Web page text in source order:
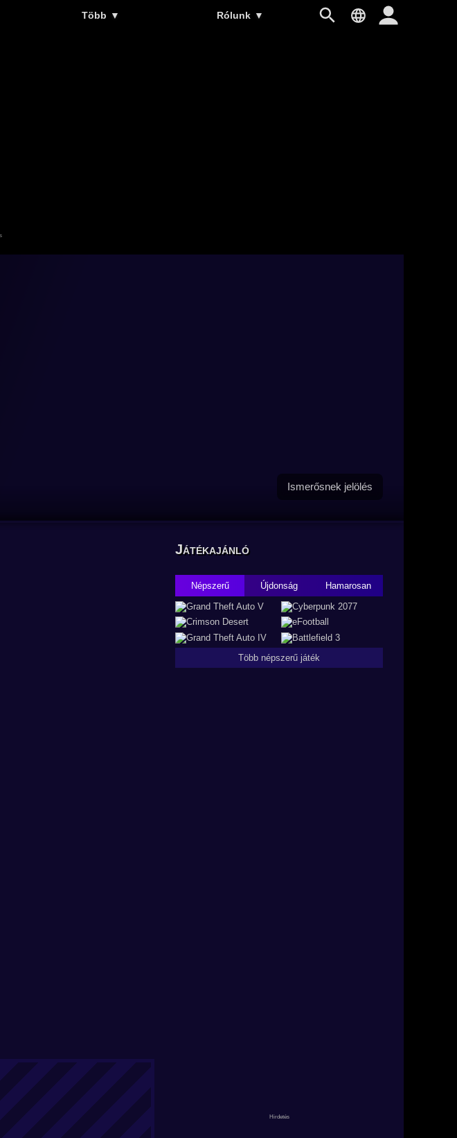
Több ▼ Rólunk ▼
Ismerősnek jelölés
Játékajánló
Népszerű Újdonság Hamarosan
Több népszerű játék